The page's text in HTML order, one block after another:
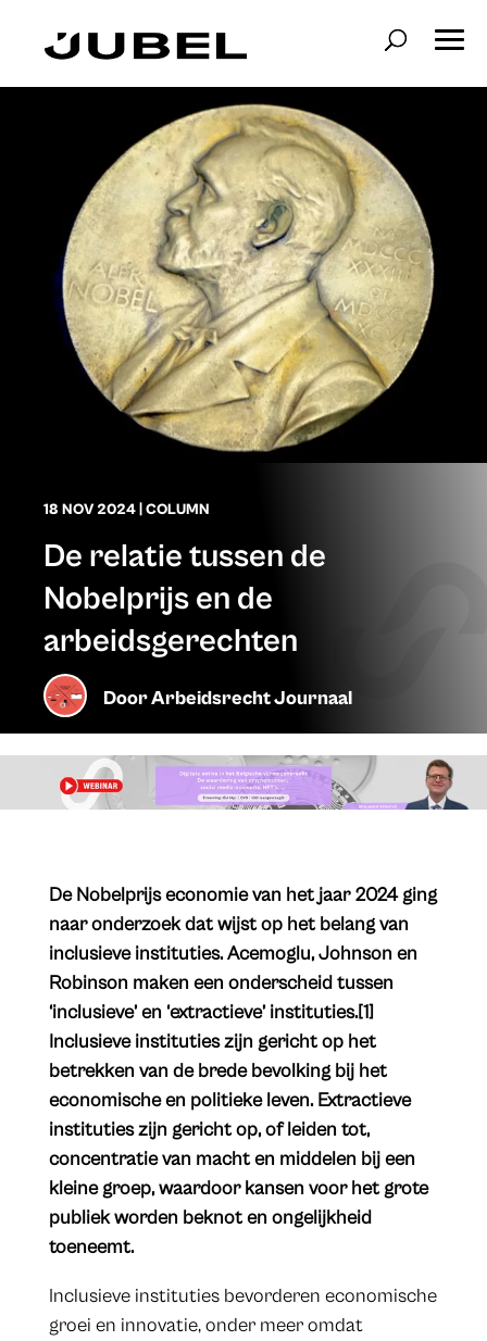
18 NOV 2024 COLUMN
De relatie tussen de
Nobelprijs en de
arbeidsgerechten
DoorArbeidsrecht Journaal
De Nobelprijs economie van het jaar 2024 ging
naar onderzoek dat wijst op het belang van
inclusieve instituties. Acemoglu, Johnson en
Robinson maken een onderscheid tussen
‘inclusieve’ en ‘extractieve’ instituties.[1]
Inclusieve instituties zijn gericht op het
betrekken van de brede bevolking bij het
economische en politieke leven. Extractieve
instituties zijn gericht op, of leiden tot,
concentratie van macht en middelen bij een
kleine groep, waardoor kansen voor het grote
publiek worden beknot en ongelijkheid
toeneemt.
Inclusieve instituties bevorderen economische
groei en innovatie, onder meer omdat